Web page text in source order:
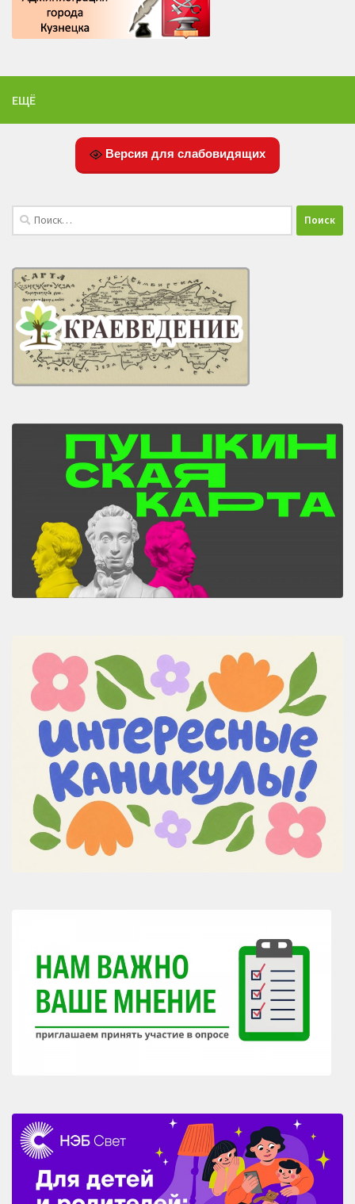
ЕЩЁ
Версия для слабовидящих
Найти: